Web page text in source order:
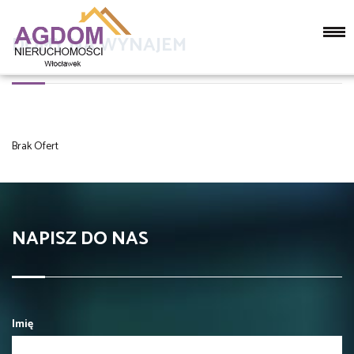
DOMY NA WYNAJEM
Brak Ofert
NAPISZ DO NAS
Imię